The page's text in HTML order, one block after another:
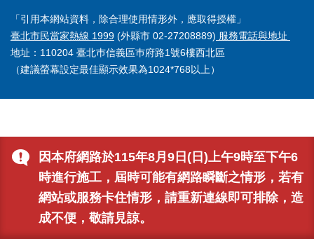
因本府網路於115年8月9日(日)上午9時至下午6
時進行施工，屆時可能有網路瞬斷之情形，若有
網站或服務卡住情形，請重新連線即可排除，造
成不便，敬請見諒。
「引用本網站資料，除合理使用情形外，應取得授權」
臺北市民當家熱線 1999 (外縣市 02-27208889) 服務電話與地址
地址：110204 臺北巿信義區巿府路1號6樓西北區
（建議螢幕設定最佳顯示效果為1024*768以上）